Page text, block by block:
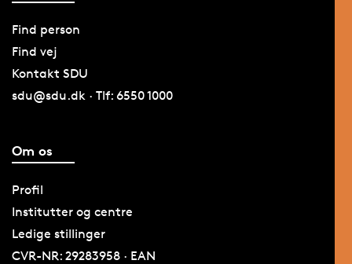
Find person
Find vej
Kontakt SDU
sdu@sdu.dk · Tlf: 6550 1000
Om os
Profil
Institutter og centre
Ledige stillinger
CVR-NR: 29283958 · EAN